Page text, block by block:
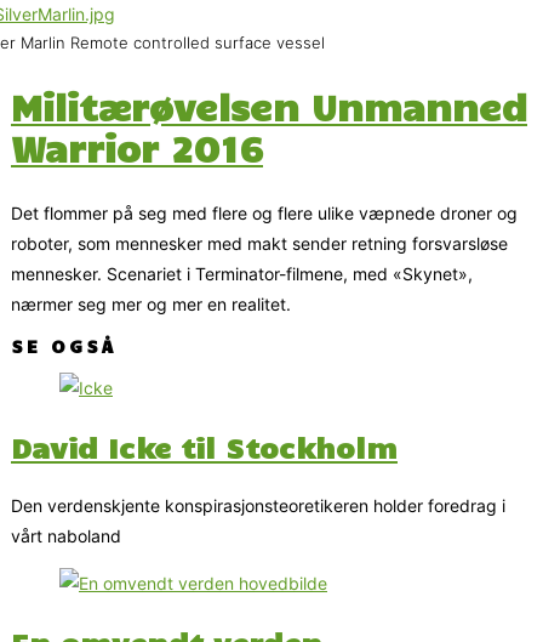
Marlin Remote controlled surface vessel
Militærøvelsen Unmanned
Warrior 2016
Det flommer på seg med flere og flere ulike væpnede droner og
roboter, som mennesker med makt sender retning forsvarsløse
mennesker. Scenariet i Terminator-filmene, med «Skynet»,
nærmer seg mer og mer en realitet.
SE OGSÅ
David Icke til Stockholm
Den verdenskjente konspirasjonsteoretikeren holder foredrag i
vårt naboland